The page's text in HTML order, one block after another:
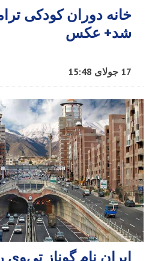
خانه دوران کودکی
شد+ عکس
17 جولای 15:48
ایران نام گوناز تی‌وی